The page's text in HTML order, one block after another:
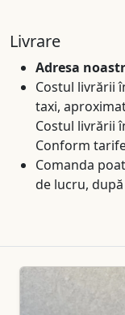
Livrare
Adresa
Costul livrării
taxi,
Costul livrării
Conform
Comanda
de lucru,